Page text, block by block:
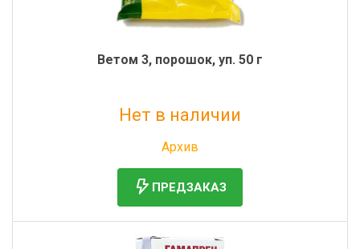
Ветом 3, порошок, уп. 50 г
Нет в наличии
Архив
ПРЕДЗАКАЗ